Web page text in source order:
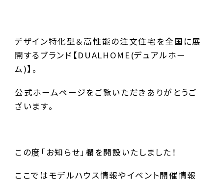
デザイン特化型＆高性能の注文住宅を全国に展
開するブランド【DUALHOME(デュアルホー
ム)】。
公式ホームページをご覧いただきありがとうご
ざいます。
この度「お知らせ」欄を開設いたしました！
ここではモデルハウス情報やイベント開催情報